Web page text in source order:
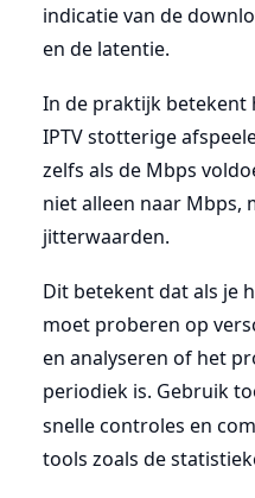
indicatie van de
en de latentie.
In de praktijk
IPTV stotterige
zelfs als de Mbps
niet alleen naar Mbps,
jitterwaarden.
Dit betekent dat als je
moet proberen op
en analyseren of het
periodiek is. Gebruik
snelle controles en
tools zoals de